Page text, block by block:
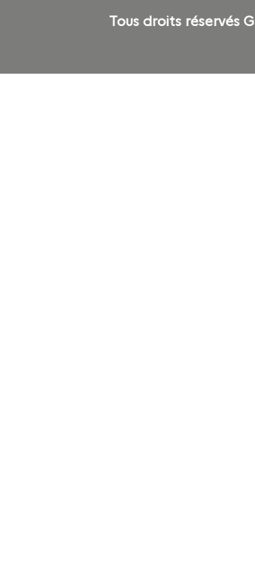
Tous droits réservés